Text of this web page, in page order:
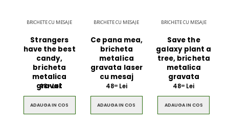
BRICHETE CU MESAJE
Strangers
have the best
candy,
bricheta
metalica
gravat
4800Lei
ADAUGA IN COS
BRICHETE CU MESAJE
Ce pana mea,
bricheta
metalica
gravata laser
cu mesaj
4800Lei
ADAUGA IN COS
BRICHETE CU MESAJE
Save the
galaxy plant a
tree, bricheta
metalica
gravata
4800 Lei
ADAUGA IN COS